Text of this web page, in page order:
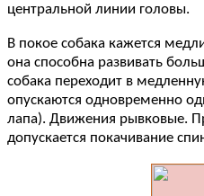
центральной линии головы.
В покое собака кажется
она способна развивать
собака переходит в
опускаются одновременно
лапа). Движения рывковые.
допускается покачивание